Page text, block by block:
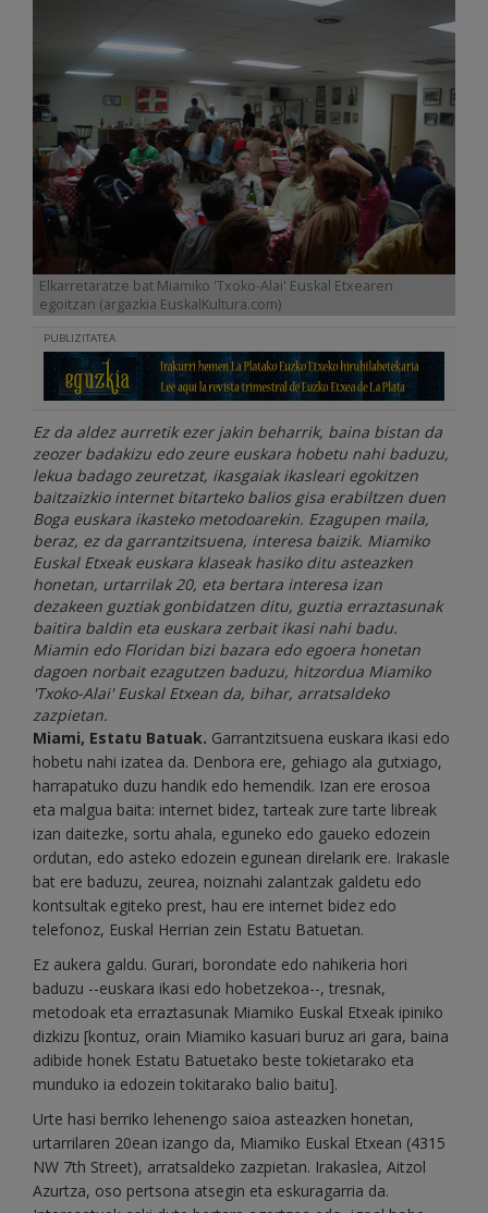
Elkarretaratze bat Miamiko 'Txoko-Alai' Euskal Etxearen
egoitzan (argazkia EuskalKultura.com)
PUBLIZITATEA
Ez da aldez aurretik ezer jakin beharrik, baina bistan da
zeozer badakizu edo zeure euskara hobetu nahi baduzu,
lekua badago zeuretzat, ikasgaiak ikasleari egokitzen
baitzaizkio internet bitarteko balios gisa erabiltzen duen
Boga euskara ikasteko metodoarekin. Ezagupen maila,
beraz, ez da garrantzitsuena, interesa baizik. Miamiko
Euskal Etxeak euskara klaseak hasiko ditu asteazken
honetan, urtarrilak 20, eta bertara interesa izan
dezakeen guztiak gonbidatzen ditu, guztia erraztasunak
baitira baldin eta euskara zerbait ikasi nahi badu.
Miamin edo Floridan bizi bazara edo egoera honetan
dagoen norbait ezagutzen baduzu, hitzordua Miamiko
'Txoko-Alai' Euskal Etxean da, bihar, arratsaldeko
zazpietan.
Miami, Estatu Batuak. Garrantzitsuena euskara ikasi edo
hobetu nahi izatea da. Denbora ere, gehiago ala gutxiago,
harrapatuko duzu handik edo hemendik. Izan ere erosoa
eta malgua baita: internet bidez, tarteak zure tarte libreak
izan daitezke, sortu ahala, eguneko edo gaueko edozein
ordutan, edo asteko edozein egunean direlarik ere. Irakasle
bat ere baduzu, zeurea, noiznahi zalantzak galdetu edo
kontsultak egiteko prest, hau ere internet bidez edo
telefonoz, Euskal Herrian zein Estatu Batuetan.
Ez aukera galdu. Gurari, borondate edo nahikeria hori
baduzu --euskara ikasi edo hobetzekoa--, tresnak,
metodoak eta erraztasunak Miamiko Euskal Etxeak ipiniko
dizkizu [kontuz, orain Miamiko kasuari buruz ari gara, baina
adibide honek Estatu Batuetako beste tokietarako eta
munduko ia edozein tokitarako balio baitu].
Urte hasi berriko lehenengo saioa asteazken honetan,
urtarrilaren 20ean izango da, Miamiko Euskal Etxean (4315
NW 7th Street), arratsaldeko zazpietan. Irakaslea, Aitzol
Azurtza, oso pertsona atsegin eta eskuragarria da.